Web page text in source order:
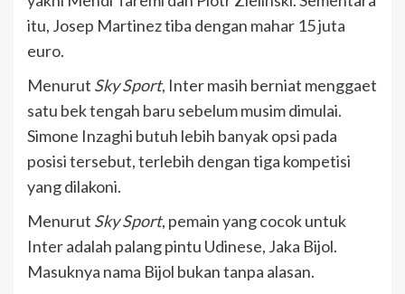
itu, Josep Martinez tiba dengan mahar 15 juta
euro.
Menurut Sky Sport, Inter masih berniat menggaet
satu bek tengah baru sebelum musim dimulai.
Simone Inzaghi butuh lebih banyak opsi pada
posisi tersebut, terlebih dengan tiga kompetisi
yang dilakoni.
Menurut Sky Sport, pemain yang cocok untuk
Inter adalah palang pintu Udinese, Jaka Bijol.
Masuknya nama Bijol bukan tanpa alasan.